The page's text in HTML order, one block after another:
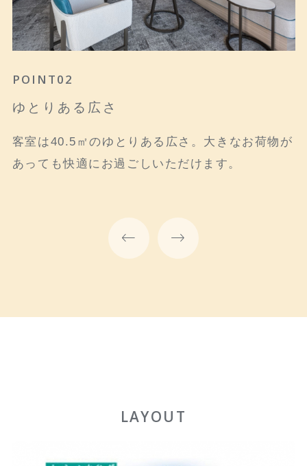
POINT01
真珠の海を一望する開放感
窓の外にはリアス式海岸の英虞湾の絶景。海を一
望できるよう、窓向きにベッドが配されていま
POINT02
ゆとりある広さ
客室は40.5㎡のゆとりある広さ。大きなお荷物が
あっても快適にお過ごしいただけます。
POINT03
全室テラス付き
全てのお部屋にテラスが付いています。リゾート
感あふれる快適な滞在をお楽しみいただけます。
LAYOUT